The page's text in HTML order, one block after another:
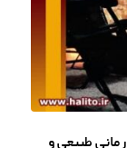
طبیعی و